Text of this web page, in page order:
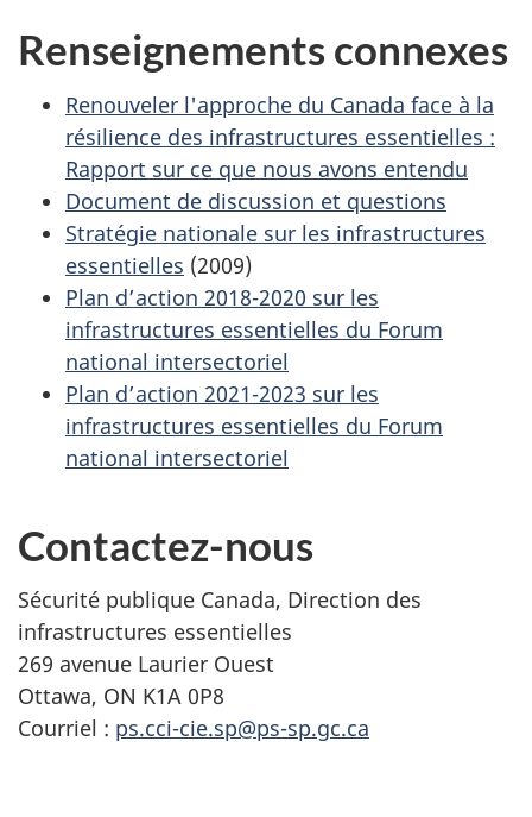
Renseignements connexes
Renouveler l'approche du Canada face à la
résilience des infrastructures essentielles :
Rapport sur ce que nous avons entendu
Document de discussion et questions
Stratégie nationale sur les infrastructures
essentielles (2009)
Plan d’action 2018-2020 sur les
infrastructures essentielles du Forum
national intersectoriel
Plan d’action 2021-2023 sur les
infrastructures essentielles du Forum
national intersectoriel
Contactez-nous
Sécurité publique Canada, Direction des
infrastructures essentielles
269 avenue Laurier Ouest
Ottawa, ON K1A 0P8
Courriel : ps.cci-cie.sp@ps-sp.gc.ca